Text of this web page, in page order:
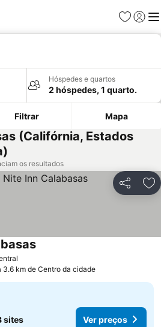
Favoritos
Iniciar
Hóspedes e quartos
2 hóspedes, 1 quarto.
Filtrar Mapa
(Califórnia, Estados
os resultados
Partilhar
Ver preços
3.6 km de Centro da cidade
sites Ver preços